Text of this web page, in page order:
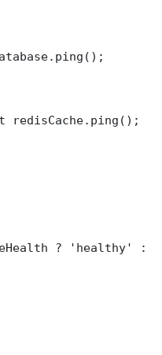
redisCache.ping();
? 'healthy' :